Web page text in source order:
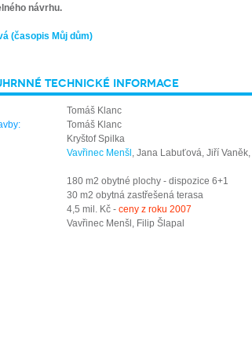
návrhu.
(časopis Můj dům)
TECHNICKÉ INFORMACE
Tomáš Klanc
Tomáš Klanc
Kryštof Spilka
Vavřinec Menšl , Jana Labuťová, Jiří Vaněk,
180 m2 obytné plochy - dispozice 6+1
30 m2 obytná zastřešená terasa
4,5 mil. Kč - ceny z roku 2007
Vavřinec Menšl, Filip Šlapal